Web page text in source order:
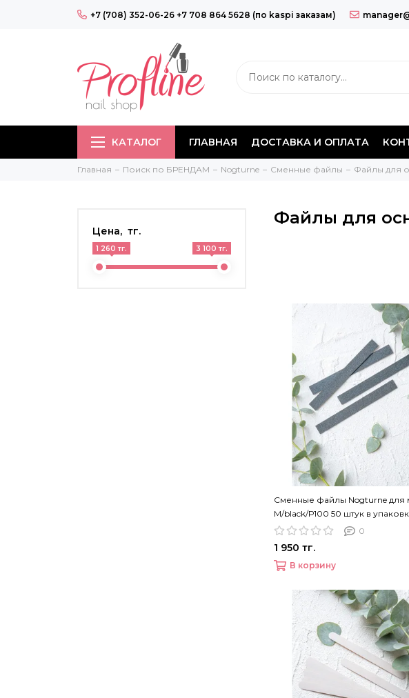
+7 (708) 352-06-26 +7 708 864 5628 (по kaspi заказам)
КАТАЛОГ ГЛАВНАЯ ДОСТАВКА И ОПЛАТА
Главная Поиск по БРЕНДАМ Nogturne Сменные файлы Файлы для
Цена, тг.
1 260 тг. 3 100 тг.
Файлы для
Сменные файлы Nogturne для
M/black/Р100 50 штук в
0
1 950 тг.
В корзину